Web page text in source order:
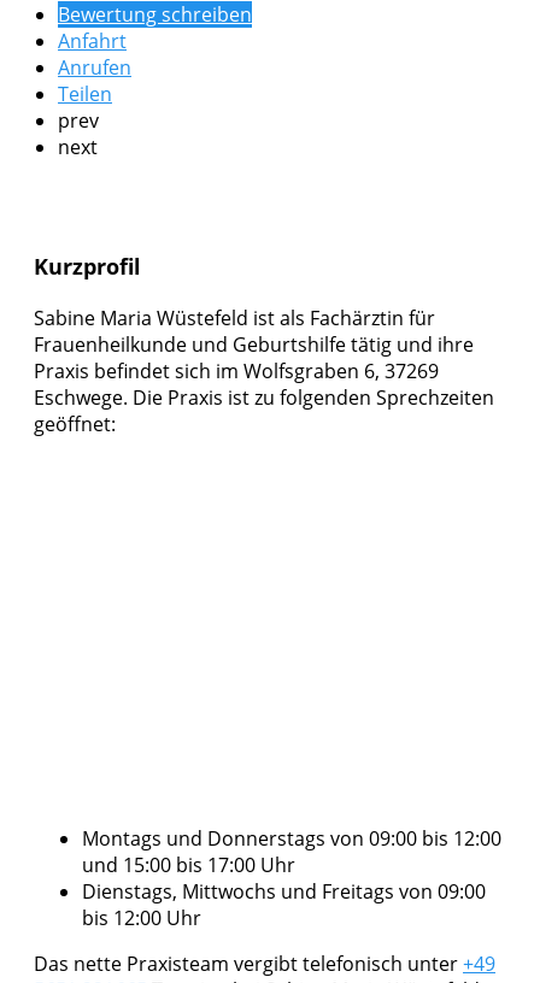
Bewertung schreiben
Anfahrt
Anrufen
Teilen
prev
next
Kurzprofil
Sabine Maria Wüstefeld ist als Fachärztin für
Frauenheilkunde und Geburtshilfe tätig und ihre
Praxis befindet sich im Wolfsgraben 6, 37269
Eschwege. Die Praxis ist zu folgenden Sprechzeiten
geöffnet:
Montags und Donnerstags von 09:00 bis 12:00
und 15:00 bis 17:00 Uhr
Dienstags, Mittwochs und Freitags von 09:00
bis 12:00 Uhr
Das nette Praxisteam vergibt telefonisch unter+49